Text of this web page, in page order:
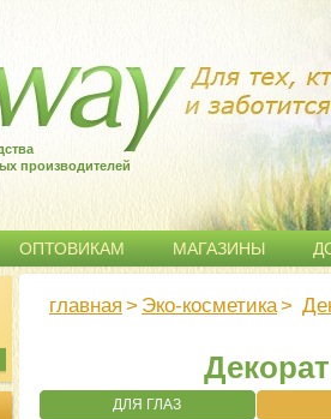
производителей
ОПТОВИКАМ МАГАЗИНЫ
главная > Эко-косметика>
ДЛЯ ГЛАЗ